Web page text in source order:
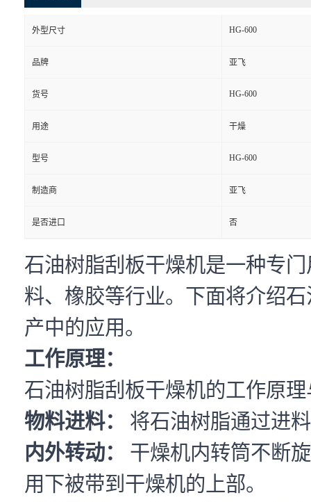
外型尺寸 HG-600
品牌 亚飞
货号 HG-600
用途 干燥
型号 HG-600
制造商 亚飞
是否进口 否
石油树脂刮板干燥机是一种专
料、橡胶等行业。下面将介绍
产中的应用。
工作原理：
石油树脂刮板干燥机的工作原
物料进料：
将石油树脂通过进
内外转动：
干燥机内转筒不断
用下被带到干燥机的上部。